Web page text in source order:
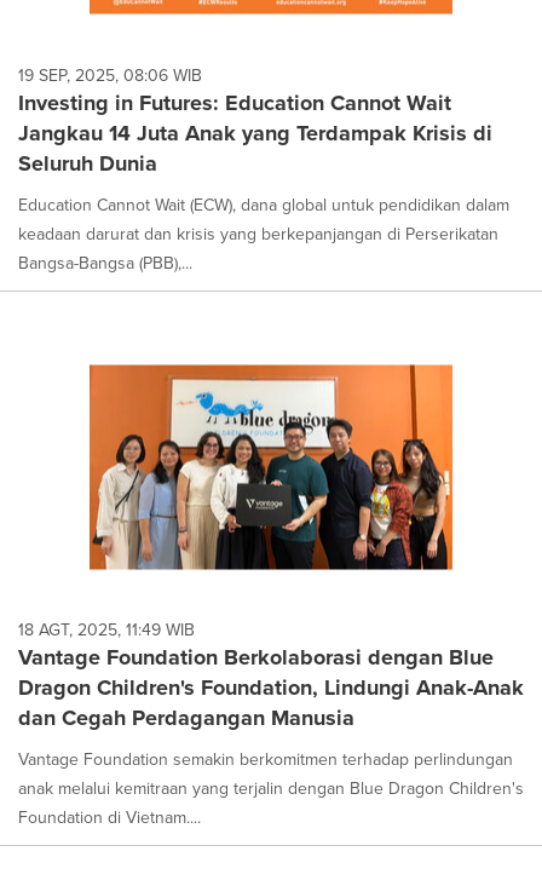
19 SEP, 2025, 08:06 WIB
Investing in Futures: Education Cannot Wait
Jangkau 14 Juta Anak yang Terdampak Krisis di
Seluruh Dunia
Education Cannot Wait (ECW), dana global untuk pendidikan dalam
keadaan darurat dan krisis yang berkepanjangan di Perserikatan
Bangsa-Bangsa (PBB),...
18 AGT, 2025, 11:49 WIB
Vantage Foundation Berkolaborasi dengan Blue
Dragon Children's Foundation, Lindungi Anak-Anak
dan Cegah Perdagangan Manusia
Vantage Foundation semakin berkomitmen terhadap perlindungan
anak melalui kemitraan yang terjalin dengan Blue Dragon Children's
Foundation di Vietnam....